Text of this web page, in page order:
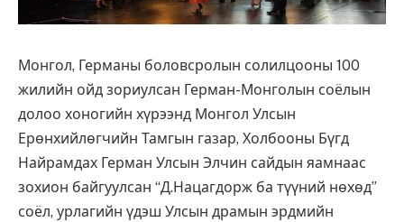
Монгол, Германы боловсролын солилцооны 100
жилийн ойд зориулсан Герман-Монголын соёлын
долоо хоногийн хүрээнд Монгол Улсын
Ерөнхийлөгчийн Тамгын газар, Холбооны Бүгд
Найрамдах Герман Улсын Элчин сайдын яамнаас
зохион байгуулсан “Д.Нацагдорж ба түүний нөхөд”
соёл, урлагийн үдэш Улсын драмын эрдмийн